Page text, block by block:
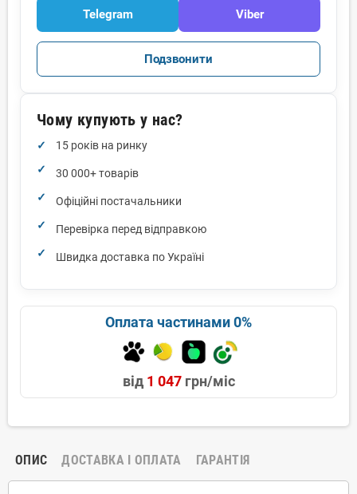
Telegram Viber
Подзвонити
Чому купують у нас?
15 років на ринку
30 000+ товарів
Офіційні постачальники
Перевірка перед відправкою
Швидка доставка по Україні
Оплата частинами 0%
від 1 047грн/міс
ОПИС ДОСТАВКА І ОПЛАТА ГАРАНТІЯ